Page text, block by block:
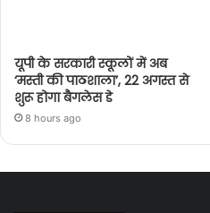
यूपी के सरकारी स्कूलों में अब
‘मस्ती की पाठशाला’, 22 अगस्त से
शुरू होगा बैगलेस डे
8 hours ago